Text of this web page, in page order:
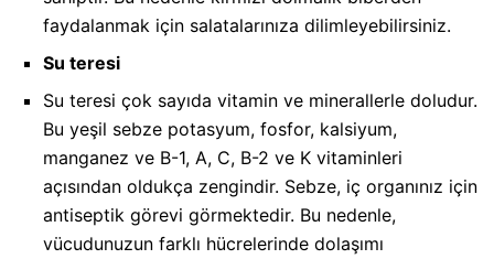
faydalanmak için salatalarınıza dilimleyebilirsiniz.
Su teresi
Su teresi çok sayıda vitamin ve minerallerle doludur.
Bu yeşil sebze potasyum, fosfor, kalsiyum,
manganez ve B-1, A, C, B-2 ve K vitaminleri
açısından oldukça zengindir. Sebze, iç organınız için
antiseptik görevi görmektedir. Bu nedenle,
vücudunuzun farklı hücrelerinde dolaşımı